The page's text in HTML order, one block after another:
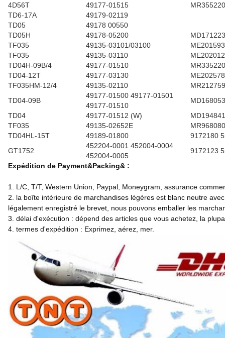
4D56T
49177-01515
MR355220
TD6-17A
49179-02119
TD05
49178 00550
TD05H
49178-05200
MD171223
TF035
49135-03101/03100
ME201593
TF035
49135-03110
ME202012
TD04H-09B/4
49177-01510
TD04-12T
49177-03130
ME202578
TF035HM-12/4
49135-02110
MR212759
TD04-09B
49177-01500 49177-01501
49177-01510
TD04
49177-01512 (W)
MD194841
TF035
49135-02652E
MR968080
TD04HL-15T
49189-01800
9172180
GT1752
452204-0001 452004-0004
452004-0005
9172123
Expédition de Payment&Packing& :
1. L/C, T/T, Western Union, Paypal, Moneygram, assurance
2. la boîte intérieure de marchandises légères est blanc neutre
légalement enregistré le brevet, nous pouvons emballer les
3. délai d'exécution : dépend des articles que vous achetez, la
4. termes d'expédition : Exprimez, aérez, mer.